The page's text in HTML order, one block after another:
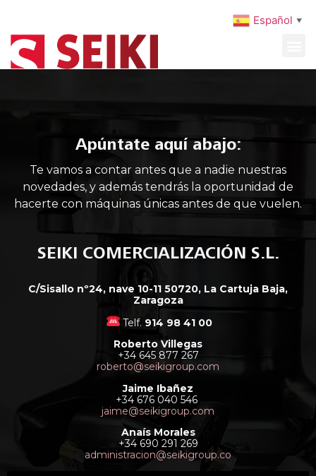
Apúntate aquí abajo:
Te vamos a contar antes que a nadie nuestras
novedades, y además tendrás la oportunidad de
hacerte con máquinas únicas antes de que vuelen.
SEIKI COMERCIALIZACIÓN S.L.
C/Sisallo nº24, nave 10-11 50720, La Cartuja Baja,
Zaragoza
Telf. 914 98 41 00
Roberto Villegas
+34 645 877 267
roberto@seikigroup.com
Jaime Ibañez
+34 676 040 546
jaime@seikigroup.com
Anaís Morales
+34 690 291 269
administracion@seikigroup.co
Español ▼